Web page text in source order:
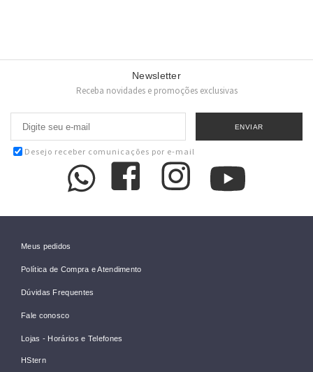
Newsletter
Receba novidades e promoções exclusivas
Desejo receber comunicações por e-mail
Meus pedidos
Política de Compra e Atendimento
Dúvidas Frequentes
Fale conosco
Lojas - Horários e Telefones
HStern